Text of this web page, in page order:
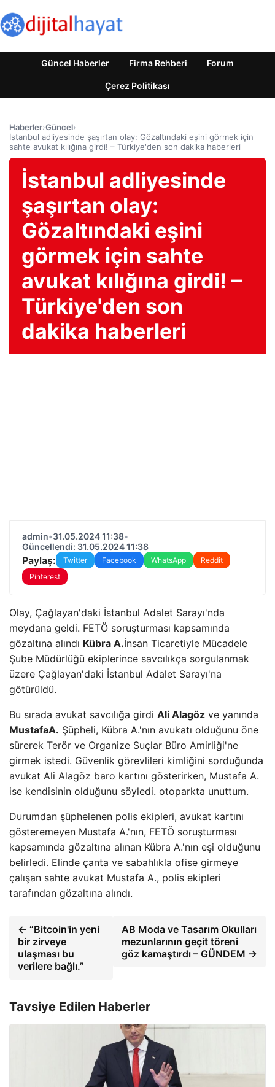
Güncel Haberler Firma Rehberi Forum
Çerez Politikası
Haberler›Güncel›
İstanbul adliyesinde şaşırtan olay: Gözaltındaki eşini görmek için
sahte avukat kılığına girdi! – Türkiye'den son dakika haberleri
İstanbul adliyesinde
şaşırtan olay:
Gözaltındaki eşini
görmek için sahte
avukat kılığına girdi! –
Türkiye'den son
dakika haberleri
admin•31.05.2024 11:38•
Güncellendi: 31.05.2024 11:38
Paylaş: Twitter Facebook WhatsApp
Reddit
Pinterest
Olay, Çağlayan'daki İstanbul Adalet Sarayı'nda
meydana geldi. FETÖ soruşturması kapsamında
gözaltına alındı Kübra A.İnsan Ticaretiyle Mücadele
Şube Müdürlüğü ekiplerince savcılıkça sorgulanmak
üzere Çağlayan'daki İstanbul Adalet Sarayı'na
götürüldü.
Bu sırada avukat savcılığa girdi Ali Alagöz ve yanında
MustafaA. Şüpheli, Kübra A.'nın avukatı olduğunu öne
sürerek Terör ve Organize Suçlar Büro Amirliği'ne
girmek istedi. Güvenlik görevlileri kimliğini sorduğunda
avukat Ali Alagöz baro kartını gösterirken, Mustafa A.
ise kendisinin olduğunu söyledi. otoparkta unuttum.
Durumdan şüphelenen polis ekipleri, avukat kartını
gösteremeyen Mustafa A.'nın, FETÖ soruşturması
kapsamında gözaltına alınan Kübra A.'nın eşi olduğunu
belirledi. Elinde çanta ve sabahlıkla ofise girmeye
çalışan sahte avukat Mustafa A., polis ekipleri
tarafından gözaltına alındı.
← “Bitcoin'in yeni
bir zirveye
ulaşması bu
verilere bağlı.”
AB Moda ve Tasarım Okulları
mezunlarının geçit töreni
göz kamaştırdı – GÜNDEM →
Tavsiye Edilen Haberler